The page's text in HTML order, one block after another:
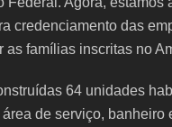
credenciamento das
famílias inscritas no
64 unidades
de serviço, banheiro